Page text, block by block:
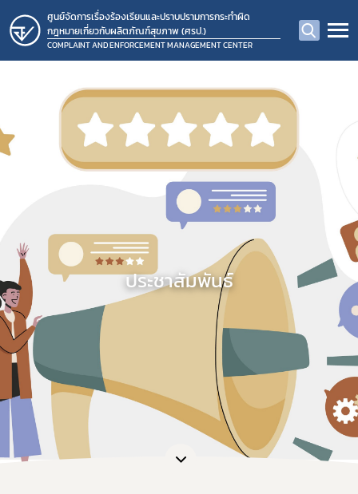
ศูนย์จัดการเรื่องร้องเรียนและปราบปรามการกระทำผิด
กฎหมายเกี่ยวกับผลิตภัณฑ์สุขภาพ (ศรป.)
COMPLAINT AND ENFORCEMENT MANAGEMENT CENTER
ประชาสัมพันธ์